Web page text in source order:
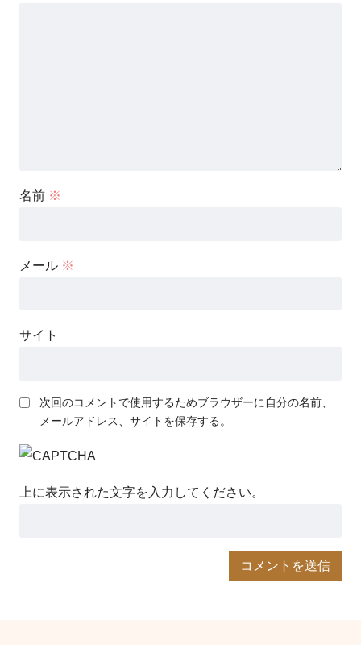
名前 ※
メール ※
サイト
次回のコメントで使用するためブラウザーに自分の名前、
メールアドレス、サイトを保存する。
上に表示された文字を入力してください。